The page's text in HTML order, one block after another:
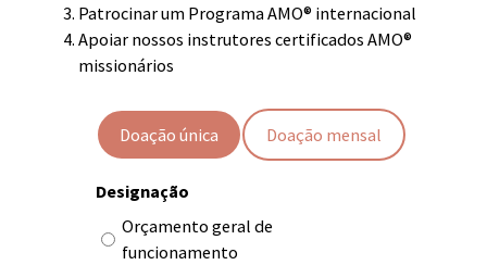
Patrocinar um Programa AMO® internacional
Apoiar nossos instrutores certificados AMO®
missionários
Recorrência
Doação única Doação mensal
Designação
Orçamento geral de
funcionamento